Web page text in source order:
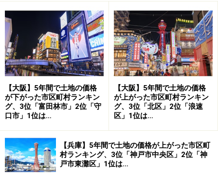
市
大
阪
府
り 院・
入院
あ
り
通
院・
入院
門
真
市
な
し
通
院・
入院
な
し
通
院・
入院
一部負担金（3歳以上、通院、
月5000円まで自己負担）3歳以
上の入院は所得制限あり。
摂
市
な
入院
堺
市
な
し
通
院・
な 入院
【大阪】5年間で土地の価格
が下がった市区町村ランキン
グ、3位「富田林市」2位「守
口市」1位は…
【大阪】5年間で土地の価格
が上がった市区町村ランキン
グ、3位「北区」2位「浪速
区」1位は…
【兵庫】5年間で土地の価格が上がった市区町
村ランキング、3位「神戸市中央区」2位「神
戸市東灘区」1位は…